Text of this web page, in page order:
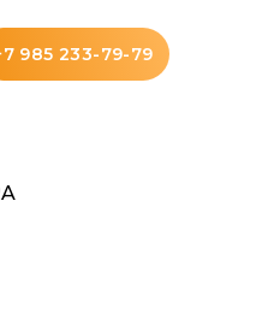
985 233-79-79